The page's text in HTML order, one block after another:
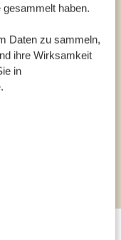
haben.
Daten zu sammeln,
ihre Wirksamkeit
in
.